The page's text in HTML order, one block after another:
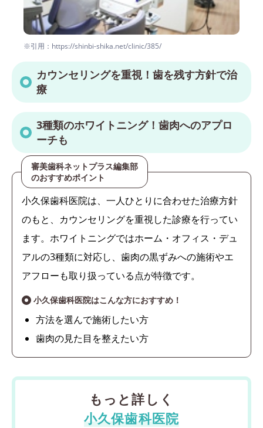
※引用：https://shinbi-shika.net/clinic/385/
カウンセリングを重視！歯を残す方針で治
療
3種類のホワイトニング！歯肉へのアプロ
ーチも
審美歯科ネットプラス編集部
のおすすめポイント
小久保歯科医院は、一人ひとりに合わせた治療方針
のもと、カウンセリングを重視した診療を行ってい
ます。ホワイトニングではホーム・オフィス・デュ
アルの3種類に対応し、歯肉の黒ずみへの施術やエ
アフローも取り扱っている点が特徴です。
小久保歯科医院はこんな方におすすめ！
方法を選んで施術したい方
歯肉の見た目を整えたい方
もっと詳しく
小久保歯科医院